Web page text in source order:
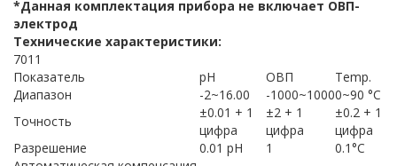
*Данная комплектация прибора не включает ОВП-
электрод
Технические характеристики:
7011
Показатель
рН ОВП
Temp.
Диапазон
-2~16.00 -1000~10000~90 °C
Точность
±0.01 + 1
цифра
±2 + 1
цифра
±0.2 + 1
цифра
Разрешение
0.01 pH 1
0.1°C